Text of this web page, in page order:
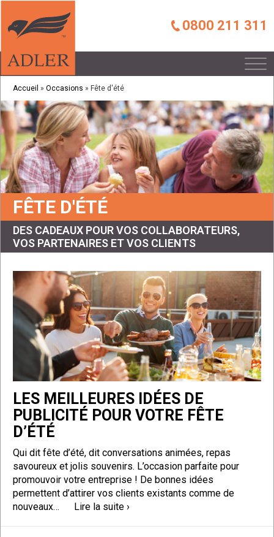
0800 211 311
Accueil » Occasions » Fête d'été
FÊTE D'ÉTÉ
DES CADEAUX POUR VOS COLLABORATEURS,
VOS PARTENAIRES ET VOS CLIENTS
LES MEILLEURES IDÉES DE
PUBLICITÉ POUR VOTRE FÊTE
D’ÉTÉ
Qui dit fête d’été, dit conversations animées, repas
savoureux et jolis souvenirs. L’occasion parfaite pour
promouvoir votre entreprise ! De bonnes idées
permettent d’attirer vos clients existants comme de
nouveaux…
Lire la suite ›